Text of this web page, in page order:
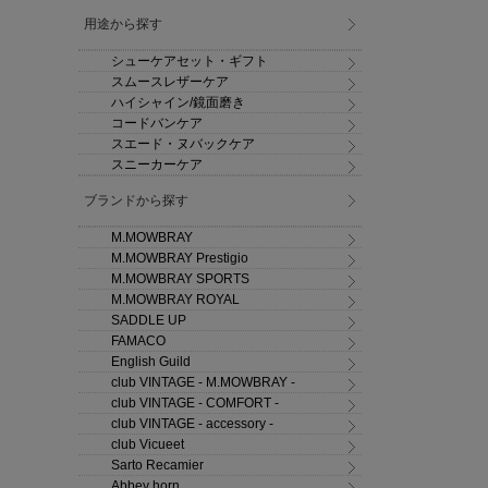
用途から探す
シューケアセット・ギフト
スムースレザーケア
ハイシャイン/鏡面磨き
コードバンケア
スエード・ヌバックケア
スニーカーケア
ブランドから探す
M.MOWBRAY
M.MOWBRAY Prestigio
M.MOWBRAY SPORTS
M.MOWBRAY ROYAL
SADDLE UP
FAMACO
English Guild
club VINTAGE - M.MOWBRAY -
club VINTAGE - COMFORT -
club VINTAGE - accessory -
club Vicueet
Sarto Recamier